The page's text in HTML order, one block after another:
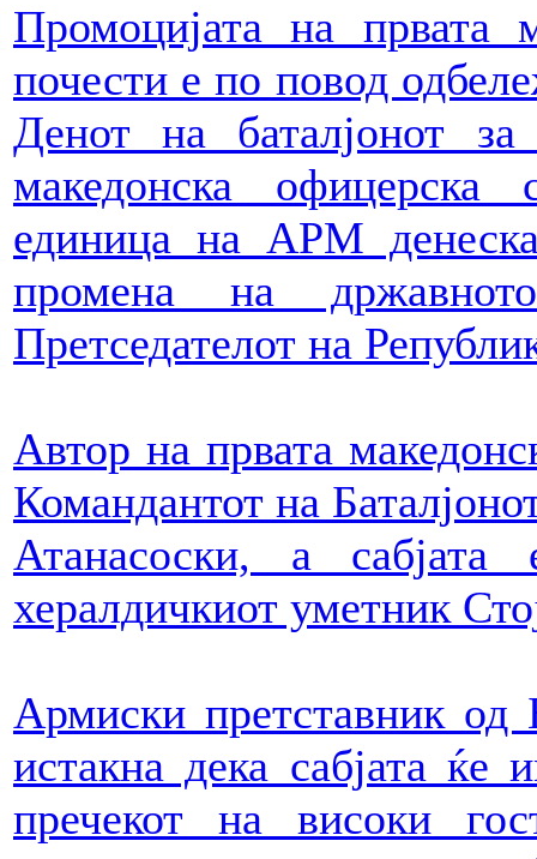
Промоцијата на првата
почести е по повод
Денот на баталјонот
македонска офицерска
единица на АРМ
промена на
Претседателот на
Автор на првата
Командантот на
Атанасоски, а
хералдичкиот уметник
Армиски претставник
истакна дека сабјата ќе
пречекот на високи